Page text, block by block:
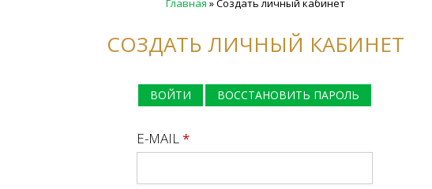
Главная »Создать личный кабинет
СОЗДАТЬ ЛИЧНЫЙ КАБИНЕТ
ВОЙТИ ВОССТАНОВИТЬ ПАРОЛЬ
E-MAIL*